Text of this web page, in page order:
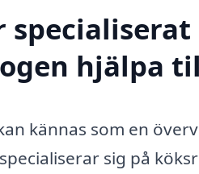
specialiserat
hjälpa
kännas som en
sig på